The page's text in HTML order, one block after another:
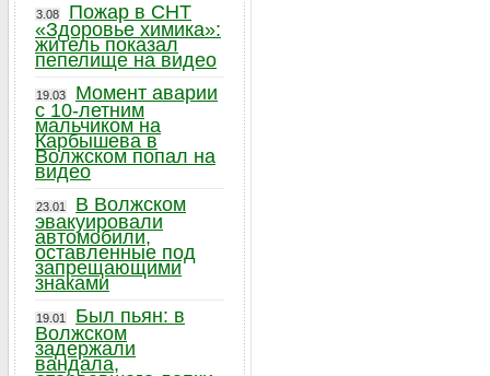
3.08
Пожар в СНТ
«Здоровье химика»:
житель показал
пепелище на видео
19.03
Момент аварии
с 10-летним
мальчиком на
Карбышева в
Волжском попал на
видео
23.01
В Волжском
эвакуировали
автомобили,
оставленные под
запрещающими
знаками
19.01
Был пьян: в
Волжском
задержали
вандала,